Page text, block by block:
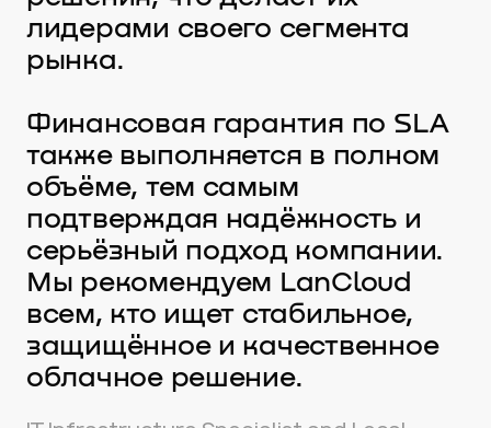
лидерами своего сегмента
рынка.
Финансовая гарантия по SLA
также выполняется в полном
объёме, тем самым
подтверждая надёжность и
серьёзный подход компании.
Мы рекомендуем LanCloud
всем, кто ищет стабильное,
защищённое и качественное
облачное решение.